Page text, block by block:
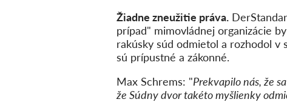
Žiadne zneužitie práva.
prípad" mimovládnej organizácie
rakúsky súd odmietol a rozhodol v
sú prípustné a zákonné.
Max Schrems: "Prekvapilo nás, že
že Súdny dvor takéto myšlienky